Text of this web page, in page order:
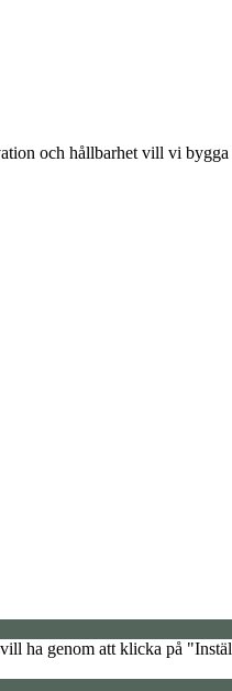
och hållbarhet vill vi
ha genom att klicka på